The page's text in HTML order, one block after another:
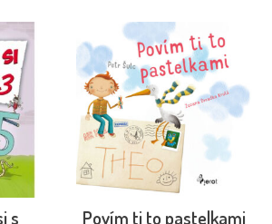
s Povím ti to pastelkami